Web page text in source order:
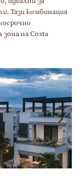
Тази комбинация
на Costa